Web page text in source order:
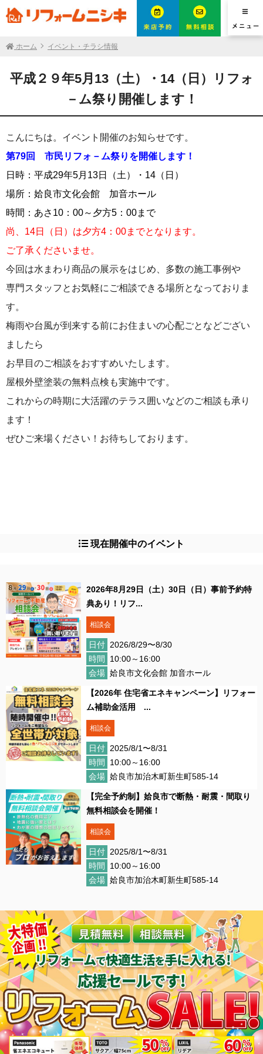
ホーム イベント・チラシ情報
平成２９年5月13（土）・14（日）リフォ
－ム祭り開催します！
こんにちは。イベント開催のお知らせです。
第79回 市民リフォ－ム祭りを開催します！
日時：平成29年5月13日（土）・14（日）
場所：姶良市文化会館 加音ホール
時間：あさ10：00～夕方5：00まで
尚、14日（日）は夕方4：00までとなります。
ご了承くださいませ。
今回は水まわり商品の展示をはじめ、多数の施工事例や
専門スタッフとお気軽にご相談できる場所となっておりま
す。
梅雨や台風が到来する前にお住まいの心配ごとなどござい
ましたら
お早目のご相談をおすすめいたします。
屋根外壁塗装の無料点検も実施中です。
これからの時期に大活躍のテラス囲いなどのご相談も承り
ます！
ぜひご来場ください！お待ちしております。
現在開催中のイベント
2026年8月29日（土）30日（日）事前予約特
典あり！リフ...
相談会
日付 2026/8/29〜8/30
時間
10:00～16:00
会場 姶良市文化会館 加音ホール
【2026年 住宅省エネキャンペーン】リフォー
ム補助金活用 ...
相談会
日付 2025/8/1〜8/31
時間
10:00～16:00
会場 姶良市加治木町新生町585-14
【完全予約制】︎姶良市で断熱・耐震・間取り
無料相談会を開催！
相談会
日付 2025/8/1〜8/31
時間
10:00～16:00
会場 姶良市加治木町新生町585-14